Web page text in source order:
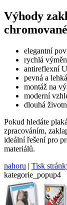
Výhody
elegantní
rychlá
antireflexní
pevná a
montáž na
moderní
dlouhá
Pokud hledáte
zpracováním,
ideální řešení pro
materiálů.
nahoru | Tisk
kategorie_popup4